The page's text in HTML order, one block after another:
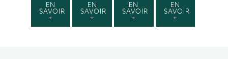
EN
SAVOIR
+
EN
SAVOIR
+
EN
SAVOIR
+
EN
SAVOIR
+